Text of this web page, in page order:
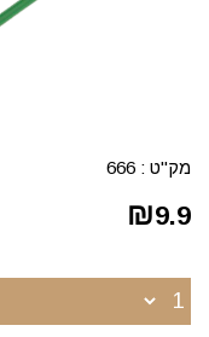
מק"ט : 666
₪9.9